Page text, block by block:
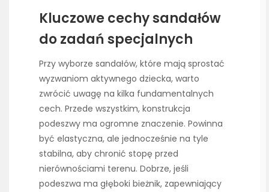
Kluczowe cechy sandałów
do zadań specjalnych
Przy wyborze sandałów, które mają sprostać
wyzwaniom aktywnego dziecka, warto
zwrócić uwagę na kilka fundamentalnych
cech. Przede wszystkim, konstrukcja
podeszwy ma ogromne znaczenie. Powinna
być elastyczna, ale jednocześnie na tyle
stabilna, aby chronić stopę przed
nierównościami terenu. Dobrze, jeśli
podeszwa ma głęboki bieżnik, zapewniający